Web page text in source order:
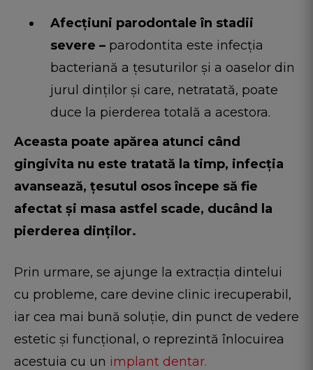
Afecțiuni parodontale în stadii
severe – parodontita este infecția
bacteriană a țesuturilor și a oaselor din
jurul dinților și care, netratată, poate
duce la pierderea totală a acestora.
Aceasta poate apărea atunci când
gingivita nu este tratată la timp, infecția
avansează, țesutul osos începe să fie
afectat și masa astfel scade, ducând la
pierderea dinților.
Prin urmare, se ajunge la extracția dintelui
cu probleme, care devine clinic irecuperabil,
iar cea mai bună soluție, din punct de vedere
estetic și funcțional, o reprezintă înlocuirea
acestuia cu un implant dentar.